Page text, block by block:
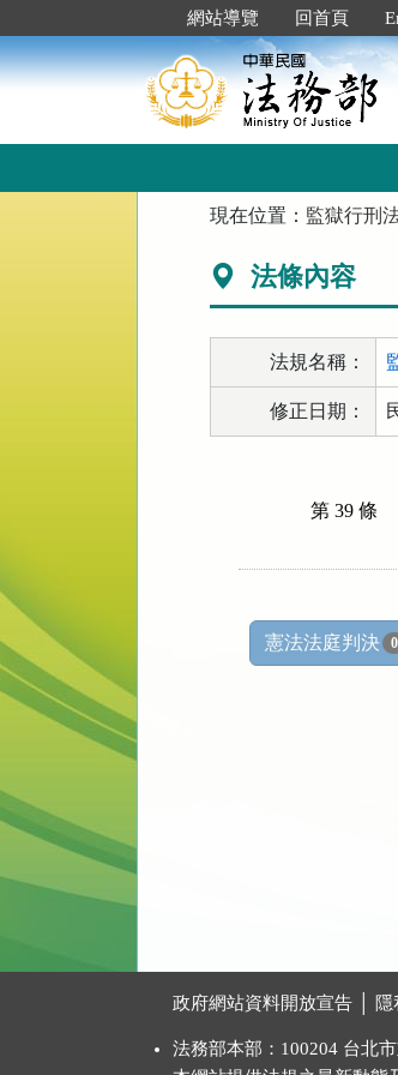
到
主
要
網站導覽 回首頁
現在位置： 監獄行刑
法條內容
法規名稱：
修正日期：
第 39 條
憲法法庭判決 0
政府網站資料開放宣告
法務部本部：100204 台北